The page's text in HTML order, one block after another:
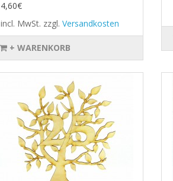
4,60€
incl. MwSt. zzgl. Versandkosten
+ WARENKORB